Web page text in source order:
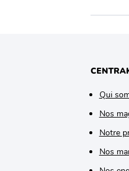
Qui
Nos
Notre
Nos